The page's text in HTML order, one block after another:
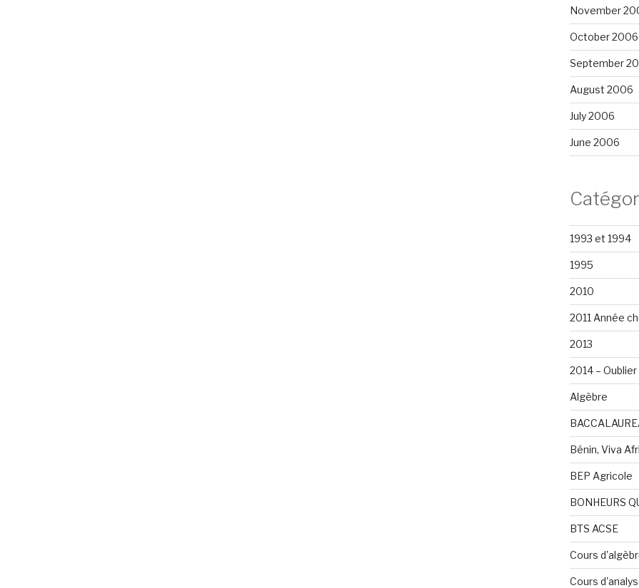
November
October 2006
September
August 2006
July 2006
June 2006
1993 et 1994
1995
2010
2011 Année
2013
2014 –
Algèbre
Bénin, Viva
BEP Agricole
BONHEURS
BTS ACSE
Cours
Cours